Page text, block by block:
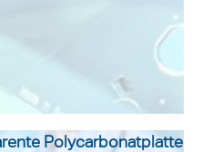
Polycarbonatplatte